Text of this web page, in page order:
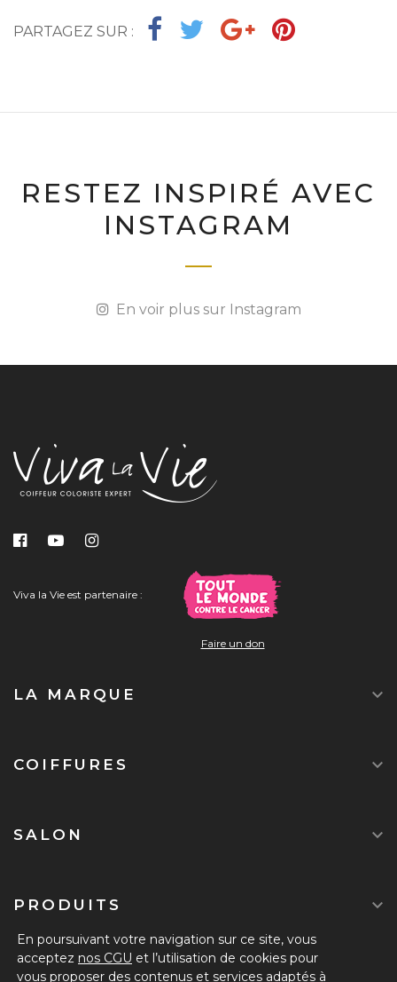
PARTAGEZ SUR :
RESTEZ INSPIRÉ AVEC
INSTAGRAM
En voir plus sur Instagram
Viva la Vie est partenaire :
Faire un don
LA MARQUE 
COIFFURES 
SALON 
PRODUITS 
DEVENIR ADHÉRENT
En poursuivant votre navigation sur ce site, vous
acceptez nos CGU et l’utilisation de cookies pour
vous proposer des contenus et services adaptés à